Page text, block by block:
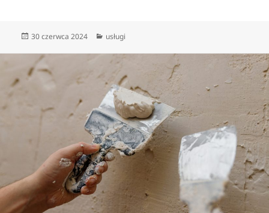
Data
30 czerwca 2024 Kategorie
usługi